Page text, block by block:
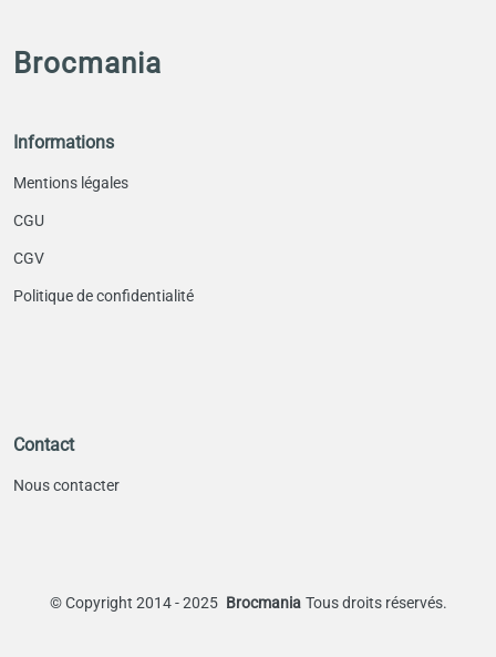
Brocmania
Informations
Mentions légales
CGU
CGV
Politique de confidentialité
Contact
Nous contacter
©Copyright 2014 - 2025 Brocmania Tous droits réservés.